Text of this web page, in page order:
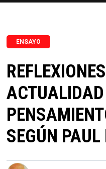
ENSAYO
SEGÚN PAUL